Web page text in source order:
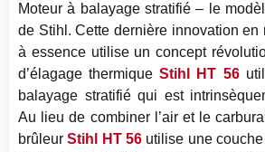
Moteur à balayage stratifié – le
de Stihl. Cette dernière innovation en
à essence utilise un concept
d’élagage thermiqueStihl HT 56
balayage stratifié qui est
Au lieu de combiner l’air et le
brûleurStihl HT 56utilise une couche